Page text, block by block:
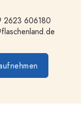
2623 606180